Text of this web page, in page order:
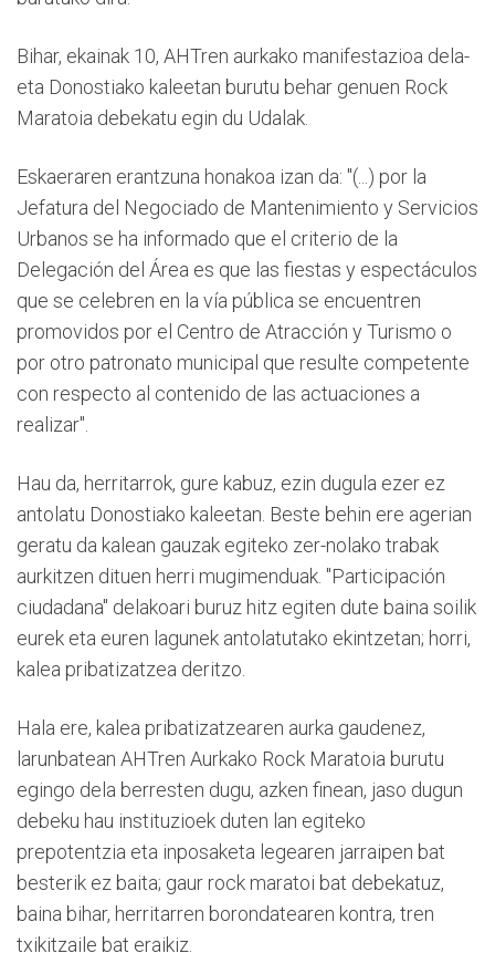
Bihar, ekainak 10, AHTren aurkako manifestazioa dela-
eta Donostiako kaleetan burutu behar genuen Rock
Maratoia debekatu egin du Udalak.
Eskaeraren erantzuna honakoa izan da: "(...) por la
Jefatura del Negociado de Mantenimiento y Servicios
Urbanos se ha informado que el criterio de la
Delegación del Área es que las fiestas y espectáculos
que se celebren en la vía pública se encuentren
promovidos por el Centro de Atracción y Turismo o
por otro patronato municipal que resulte competente
con respecto al contenido de las actuaciones a
realizar".
Hau da, herritarrok, gure kabuz, ezin dugula ezer ez
antolatu Donostiako kaleetan. Beste behin ere agerian
geratu da kalean gauzak egiteko zer-nolako trabak
aurkitzen dituen herri mugimenduak. "Participación
ciudadana" delakoari buruz hitz egiten dute baina soilik
eurek eta euren lagunek antolatutako ekintzetan; horri,
kalea pribatizatzea deritzo.
Hala ere, kalea pribatizatzearen aurka gaudenez,
larunbatean AHTren Aurkako Rock Maratoia burutu
egingo dela berresten dugu, azken finean, jaso dugun
debeku hau instituzioek duten lan egiteko
prepotentzia eta inposaketa legearen jarraipen bat
besterik ez baita; gaur rock maratoi bat debekatuz,
baina bihar, herritarren borondatearen kontra, tren
txikitzaile bat eraikiz.